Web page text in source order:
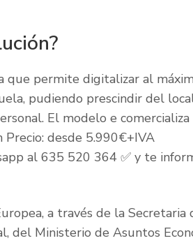
que permite digitalizar al
pudiendo prescindir del
El modelo e
Precio: desde 5.990€+IVA
al 635 520 364 ✅ y te
a través de la Secretaria
del Ministerio de Asuntos